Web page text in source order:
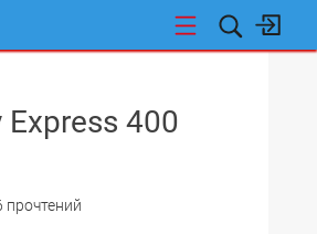
Express 400
прочтений